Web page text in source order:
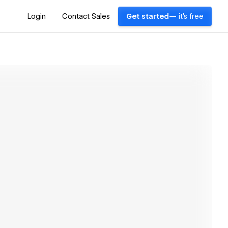
Login Contact Sales Get started — it's free